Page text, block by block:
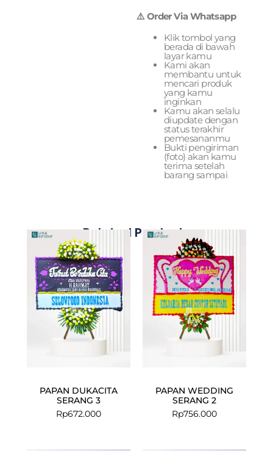
⚠️ Order Via Whatsapp
Klik tombol yang
berada di bawah
layar kamu
Kami akan
membantu untuk
mencari produk
yang kamu
inginkan
Kamu akan selalu
diupdate dengan
status terakhir
pemesananmu
Bukti pengiriman
(foto) akan kamu
terima setelah
barang sampai
Related Products
PAPAN DUKACITA
SERANG 3
Rp672.000
PAPAN WEDDING
SERANG 2
Rp756.000